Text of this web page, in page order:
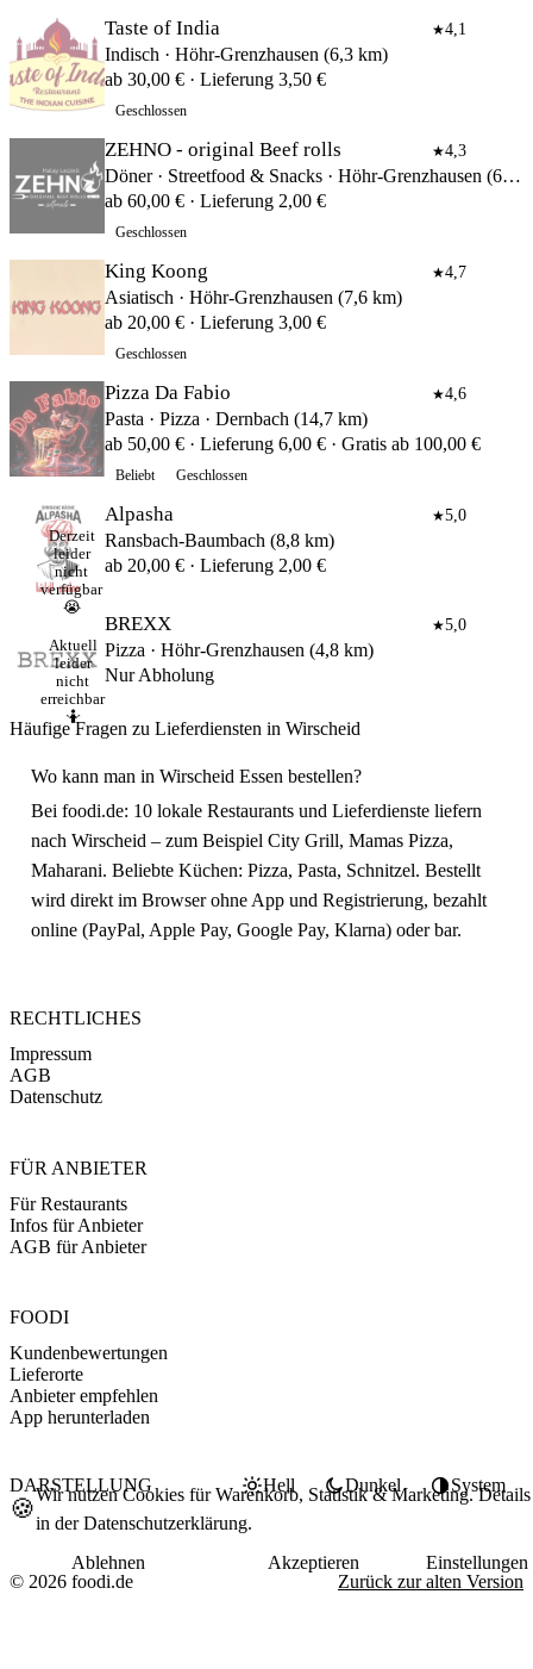
Taste of India ★4,1
Indisch · Höhr-Grenzhausen (6,3 km)
ab 30,00 € · Lieferung 3,50 €
Geschlossen
ZEHNO - original Beef rolls ★4,3
Döner · Streetfood & Snacks · Höhr-Grenzhausen (6,3 km)
ab 60,00 € · Lieferung 2,00 €
Geschlossen
King Koong ★4,7
Asiatisch · Höhr-Grenzhausen (7,6 km)
ab 20,00 € · Lieferung 3,00 €
Geschlossen
Pizza Da Fabio ★4,6
Pasta · Pizza · Dernbach (14,7 km)
ab 50,00 € · Lieferung 6,00 € · Gratis ab 100,00 €
Beliebt Geschlossen
Alpasha ★5,0
Ransbach-Baumbach (8,8 km)
ab 20,00 € · Lieferung 2,00 €
Derzeit
leider
nicht
verfügbar
😭
BREXX ★5,0
Pizza · Höhr-Grenzhausen (4,8 km)
Nur Abholung
Aktuell
leider
nicht
erreichbar
🤷
Häufige Fragen zu Lieferdiensten in Wirscheid
Wo kann man in Wirscheid Essen bestellen?
Bei foodi.de: 10 lokale Restaurants und Lieferdienste liefern
nach Wirscheid – zum Beispiel City Grill, Mamas Pizza,
Maharani. Beliebte Küchen: Pizza, Pasta, Schnitzel. Bestellt
wird direkt im Browser ohne App und Registrierung, bezahlt
online (PayPal, Apple Pay, Google Pay, Klarna) oder bar.
RECHTLICHES
Impressum
AGB
Datenschutz
FÜR ANBIETER
Für Restaurants
Infos für Anbieter
AGB für Anbieter
FOODI
Kundenbewertungen
Lieferorte
Anbieter empfehlen
App herunterladen
DARSTELLUNG Hell Dunkel System
© 2026 foodi.de Zurück zur alten Version
🍪Wir nutzen Cookies für Warenkorb, Statistik & Marketing. Details
in derDatenschutzerklärung.
Ablehnen
Akzeptieren Einstellungen